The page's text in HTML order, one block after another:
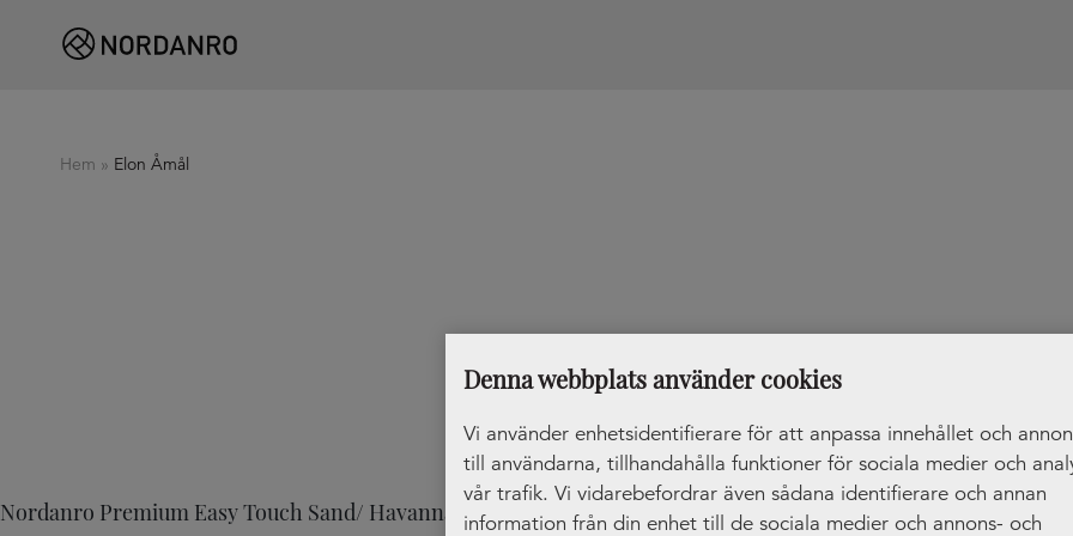
Denna webbplats använder cookies
Vi använder enhetsidentifierare för att anpassa innehållet och
till användarna, tillhandahålla funktioner för sociala medier och
vår trafik. Vi vidarebefordrar även sådana identifierare och annan
information från din enhet till de sociala medier och annons- och
Hem » Elon Åmål
Butik:Elon Åmål
Nordanro Premium Easy Touch Sand/ Havanna Oak